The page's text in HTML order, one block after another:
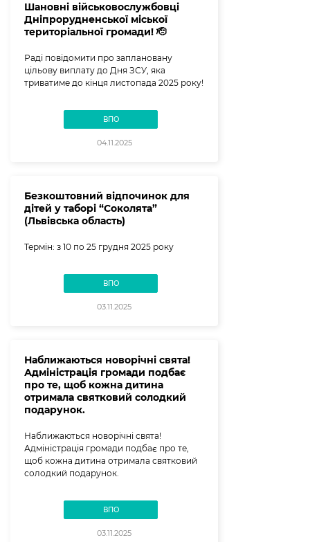
Шановні військовослужбовці
Дніпрорудненської міської
територіальної громади! 🫡
Раді повідомити про заплановану
цільову виплату до Дня ЗСУ, яка
триватиме до кінця листопада 2025 року!
ВПО
04.11.2025
Безкоштовний відпочинок для
дітей у таборі “Соколята”
(Львівська область)
Термін: з 10 по 25 грудня 2025 року
ВПО
03.11.2025
Наближаються новорічні свята!
Адміністрація громади подбає
про те, щоб кожна дитина
отримала святковий солодкий
подарунок.
Наближаються новорічні свята!
Адміністрація громади подбає про те,
щоб кожна дитина отримала святковий
солодкий подарунок.
ВПО
03.11.2025